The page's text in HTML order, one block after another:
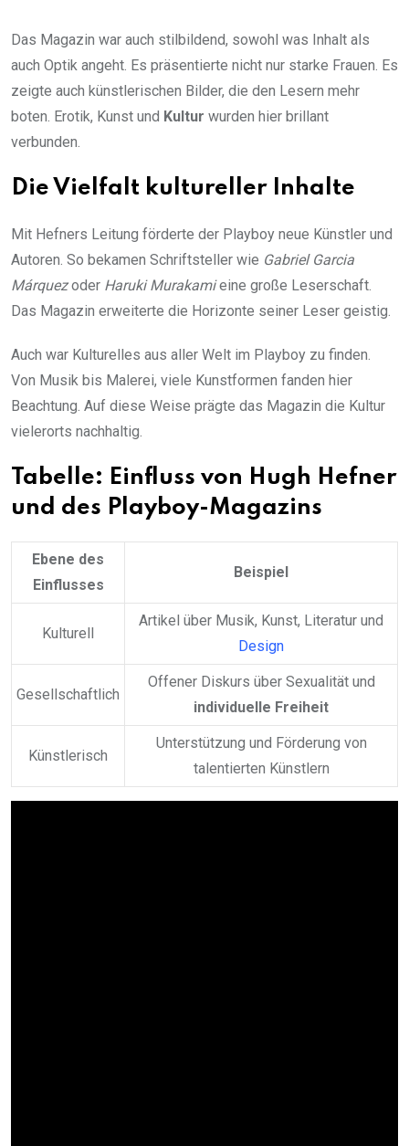
Das Magazin war auch stilbildend, sowohl was Inhalt als
auch Optik angeht. Es präsentierte nicht nur starke Frauen. Es
zeigte auch künstlerischen Bilder, die den Lesern mehr
boten. Erotik, Kunst und Kultur wurden hier brillant
verbunden.
Die Vielfalt kultureller Inhalte
Mit Hefners Leitung förderte der Playboy neue Künstler und
Autoren. So bekamen Schriftsteller wie Gabriel Garcia
Márquezoder Haruki Murakamieine große Leserschaft.
Das Magazin erweiterte die Horizonte seiner Leser geistig.
Auch war Kulturelles aus aller Welt im Playboy zu finden.
Von Musik bis Malerei, viele Kunstformen fanden hier
Beachtung. Auf diese Weise prägte das Magazin die Kultur
vielerorts nachhaltig.
Tabelle: Einfluss von Hugh Hefner
und des Playboy-Magazins
Ebene des
Einflusses
Beispiel
Kulturell
Artikel über Musik, Kunst, Literatur und
Design
Gesellschaftlich
Offener Diskurs über Sexualität und
individuelle Freiheit
Künstlerisch
Unterstützung und Förderung von
talentierten Künstlern